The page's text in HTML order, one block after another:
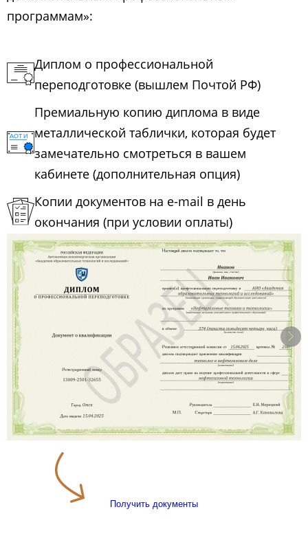
программам»:
Диплом о профессиональной
переподготовке (вышлем Почтой РФ)
Премиальную копию диплома в виде
металлической таблички, которая будет
замечательно смотреться в вашем
кабинете (дополнительная опция)
Копии документов на e-mail в день
окончания (при условии оплаты)
Получить документы